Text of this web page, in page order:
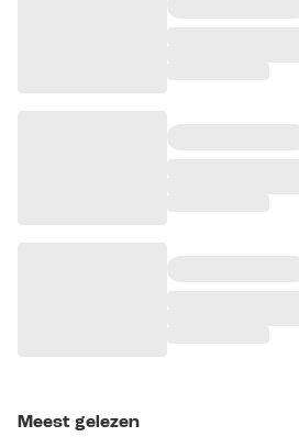
Meest gelezen